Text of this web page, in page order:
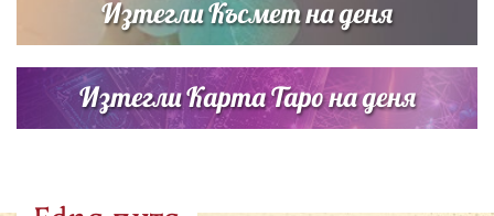
Изтегли Късмет на деня
Изтегли Карта Таро на деня